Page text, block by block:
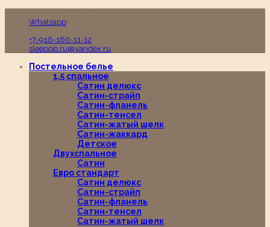
Whatsapp
+7-916-160-11-12
sleeppp.ru@yandex.ru
Постельное белье
1,5 спальное
Сатин делюкс
Сатин-страйп
Сатин-фланель
Сатин-тенсел
Сатин-жатый шелк
Сатин-жаккард
Детское
Двухспальное
Сатин
Евро стандарт
Сатин делюкс
Сатин-страйп
Сатин-фланель
Сатин-тенсел
Сатин-жатый шелк